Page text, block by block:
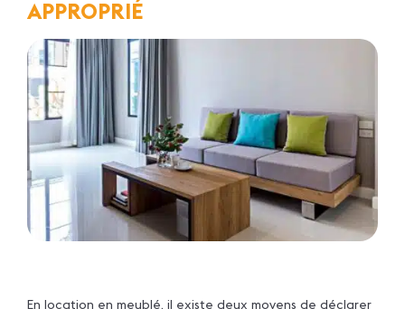
APPROPRIÉ
En location en meublé, il existe deux moyens de déclarer